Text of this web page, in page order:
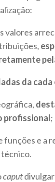
valores
da
profissional;
e a
caput